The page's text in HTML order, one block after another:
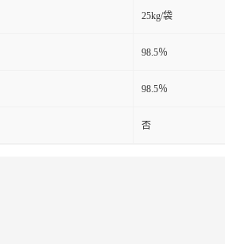
25kg/袋
98.5％
98.5％
否